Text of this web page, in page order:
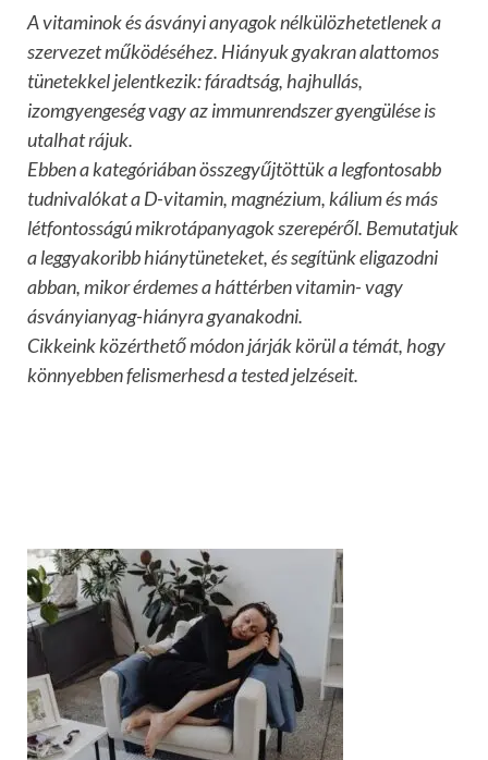
A vitaminok és ásványi anyagok nélkülözhetetlenek a
szervezet működéséhez. Hiányuk gyakran alattomos
tünetekkel jelentkezik: fáradtság, hajhullás,
izomgyengeség vagy az immunrendszer gyengülése is
utalhat rájuk.
Ebben a kategóriában összegyűjtöttük a legfontosabb
tudnivalókat a D-vitamin, magnézium, kálium és más
létfontosságú mikrotápanyagok szerepéről. Bemutatjuk
a leggyakoribb hiánytüneteket, és segítünk eligazodni
abban, mikor érdemes a háttérben vitamin- vagy
ásványianyag-hiányra gyanakodni.
Cikkeink közérthető módon járják körül a témát, hogy
könnyebben felismerhesd a tested jelzéseit.